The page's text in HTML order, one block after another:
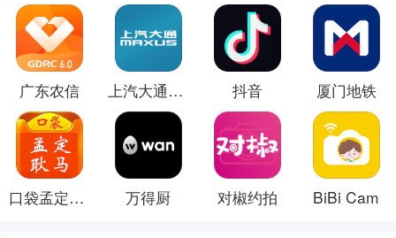
广东农信 上汽大通MAXUS 抖音 厦门地铁
口袋孟定耿马 万得厨 对椒约拍 BiBi Cam